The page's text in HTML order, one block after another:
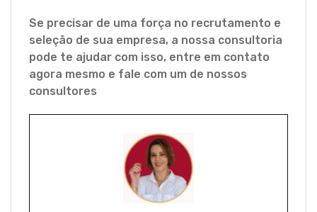
Se precisar de uma força no recrutamento e
seleção de sua empresa, a nossa consultoria
pode te ajudar com isso, entre em contato
agora mesmo e fale com um de nossos
consultores